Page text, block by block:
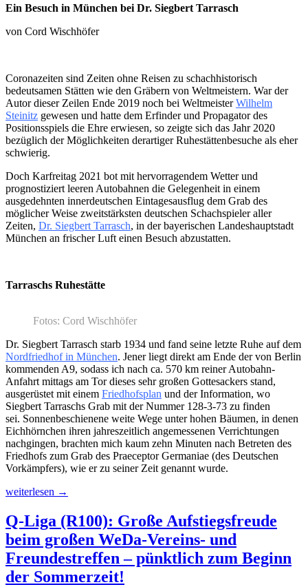
Ein Besuch in München bei Dr. Siegbert Tarrasch
von Cord Wischhöfer
Coronazeiten sind Zeiten ohne Reisen zu schachhistorisch
bedeutsamen Stätten wie den Gräbern von Weltmeistern. War der
Autor dieser Zeilen Ende 2019 noch bei WeltmeisterWilhelm
Steinitz gewesen und hatte dem Erfinder und Propagator des
Positionsspiels die Ehre erwiesen, so zeigte sich das Jahr 2020
bezüglich der Möglichkeiten derartiger Ruhestättenbesuche als eher
schwierig.
Doch Karfreitag 2021 bot mit hervorragendem Wetter und
prognostiziert leeren Autobahnen die Gelegenheit in einem
ausgedehnten innerdeutschen Eintagesausflug dem Grab des
möglicher Weise zweitstärksten deutschen Schachspieler aller
Zeiten, Dr. Siegbert Tarrasch, in der bayerischen Landeshauptstadt
München an frischer Luft einen Besuch abzustatten.
Tarraschs Ruhestätte
Fotos: Cord Wischhöfer
Dr. Siegbert Tarrasch starb 1934 und fand seine letzte Ruhe auf dem
Nordfriedhof in München. Jener liegt direkt am Ende der von Berlin
kommenden A9, sodass ich nach ca. 570 km reiner Autobahn-
Anfahrt mittags am Tor dieses sehr großen Gottesackers stand,
ausgerüstet mit einem Friedhofsplan und der Information, wo
Siegbert Tarraschs Grab mit der Nummer 128-3-73 zu finden
sei. Sonnenbeschienene weite Wege unter hohen Bäumen, in denen
Eichhörnchen ihren jahreszeitlich angemessenen Verrichtungen
nachgingen, brachten mich kaum zehn Minuten nach Betreten des
Friedhofs zum Grab des Praeceptor Germaniae (des Deutschen
Vorkämpfers), wie er zu seiner Zeit genannt wurde.
Karfreitag:
Besuch
in
München
bei
Dr.
Siegbert
weiterlesen →
Q-Liga (R100): Große Aufstiegsfreude
beim großen WeDa-Vereins- und
Freundestreffen – pünktlich zum Beginn
der Sommerzeit!